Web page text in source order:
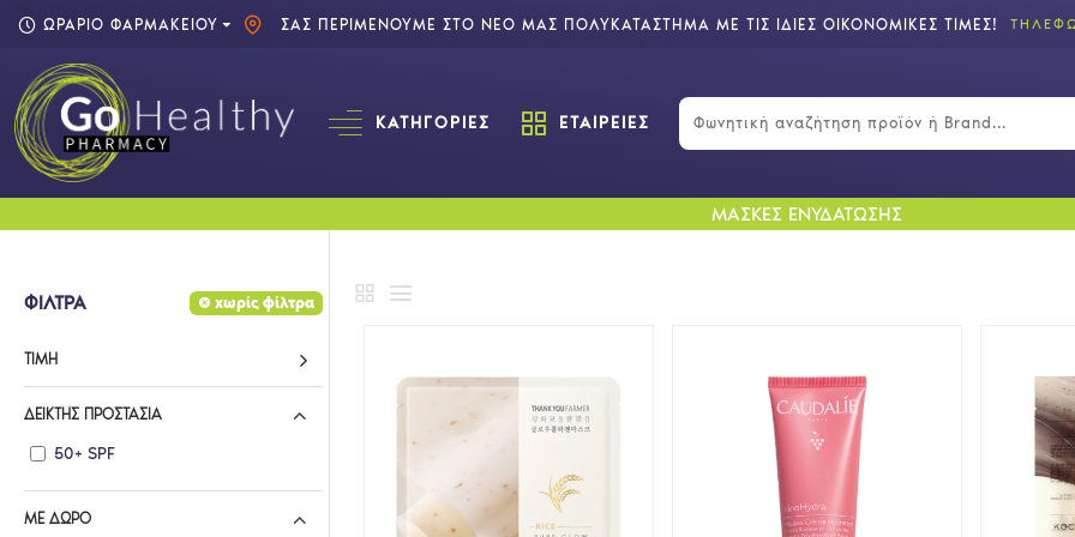
ΩΡΑΡΙΟ ΦΑΡΜΑΚΕΙΟΥ ΣΑΣ ΠΕΡΙΜΕΝΟΥΜΕ ΣΤΟ ΝΕΟ ΜΑΣ ΠΟΛΥΚΑΤΑΣΤΗΜΑ ΜΕ ΤΙΣ ΙΔΙΕΣ ΟΙΚΟΝΟΜΙΚΕΣ ΤΙΜΕΣ!
ΚΑΤΗΓΟΡΊΕΣ ΕΤΑΙΡΕΙΕΣ
ΜΑΣΚΕΣ ΕΝΥΔΑΤΩΣΗΣ
ΦΙΛΤΡΑ χωρίς φίλτρα
ΤΙΜΉ
ΜΕ ΔΩΡΟ
ΔΕΊΚΤΗΣ ΠΡΟΣΤΑΣΊΑ
50+ SPF